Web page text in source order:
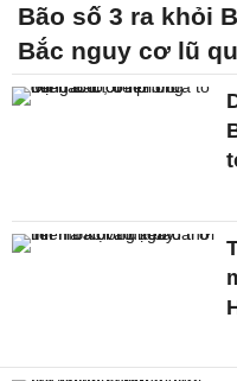
Bão số 3 ra khỏi
Bắc nguy cơ lũ